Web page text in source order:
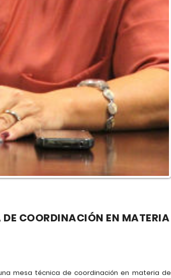
DE COORDINACIÓN EN MATERIA
mesa técnica de coordinación en materia de